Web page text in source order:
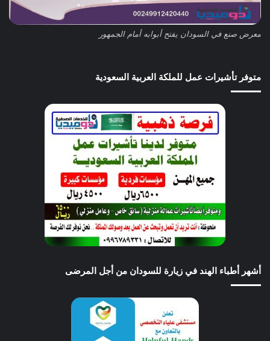
معرض صنع في السودان يفتح أبوابه أمام الجمهور
متوفر تأشيرات عمل للملكة العربية السعودية
أشهر أطباء الهند في زيارة للسودان من أجل المرضى